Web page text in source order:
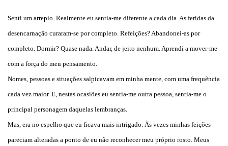
Senti um arrepio. Realmente eu sentia-me diferente a cada dia. As feridas da
desencarnação curaram-se por completo. Refeições? Abandonei-as por
completo. Dormir? Quase nada. Andar, de jeito nenhum. Aprendi a mover-me
com a força do meu pensamento.
Nomes, pessoas e situações salpicavam em minha mente, com uma frequência
cada vez maior. E, nestas ocasiões eu sentia-me outra pessoa, sentia-me o
principal personagem daquelas lembranças.
Mas, era no espelho que eu ficava mais intrigado. Às vezes minhas feições
pareciam alteradas a ponto de eu não reconhecer meu próprio rosto. Meus